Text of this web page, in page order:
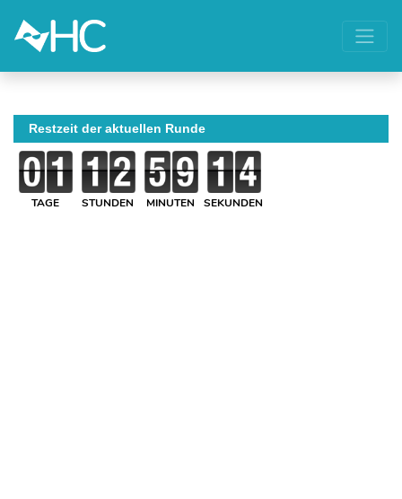
Restzeit der aktuellen Runde
TAGE STUNDEN MINUTEN SEKUNDEN